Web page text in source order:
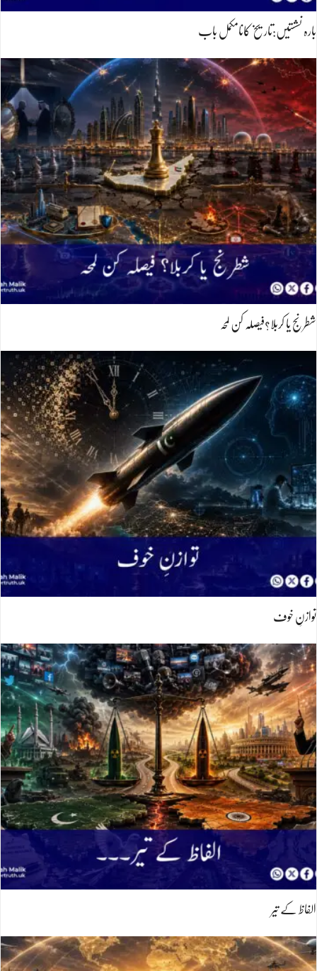
بارہ نشستیں:تاریخ کانامکمل باب
شطرنج یا کربلا؟فیصلہ کن لمحہ
توازنِ خوف
الفاظ کے تیر